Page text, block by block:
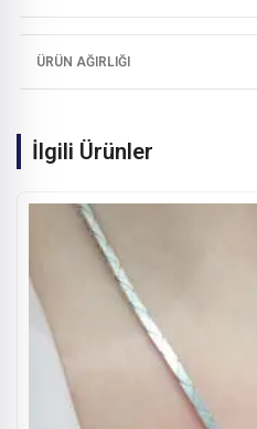
ÜRÜN AĞIRLIĞI
İlgili Ürünler